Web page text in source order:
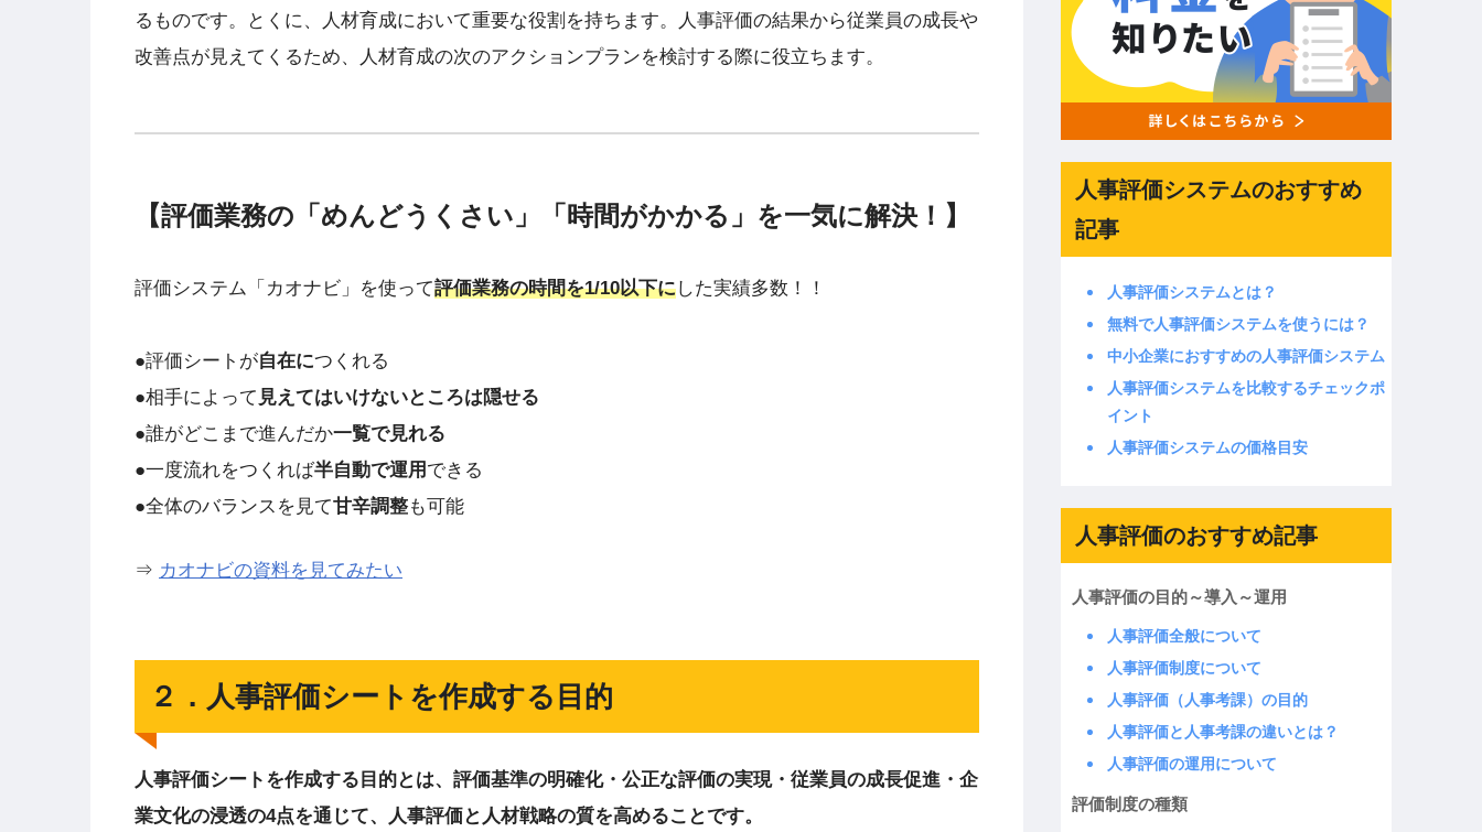
るものです。とくに、人材育成において重要な役割を持ちます。人事評価の結果から従業員の成長や
改善点が見えてくるため、人材育成の次のアクションプランを検討する際に役立ちます。
【評価業務の「めんどうくさい」「時間がかかる」を一気に解決！】
評価システム「カオナビ」を使って評価業務の時間を1/10以下にした実績多数！！
●評価シートが自在につくれる
●相手によって 見えてはいけないところは隠せる
●誰がどこまで進んだか一覧で見れる
●一度流れをつくれば半自動で運用 できる
●全体のバランスを見て甘辛調整も可能
⇒ カオナビの資料を見てみたい
２．人事評価シートを作成する目的
人事評価シートを作成する目的とは、評価基準の明確化・公正な評価の実現・従業員の成長促進・企
業文化の浸透の4点を通じて、人事評価と人材戦略の質を高めることです。
人事評価システムのおすすめ
記事
人事評価システムとは？
無料で人事評価システムを使うには？
中小企業におすすめの人事評価システム
人事評価システムを比較するチェックポ
イント
人事評価システムの価格目安
人事評価のおすすめ記事
人事評価の目的～導入～運用
人事評価全般について
人事評価制度について
人事評価（人事考課）の目的
人事評価と人事考課の違いとは？
人事評価の運用について
評価制度の種類